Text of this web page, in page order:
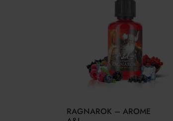
RAGNAROK – AROME